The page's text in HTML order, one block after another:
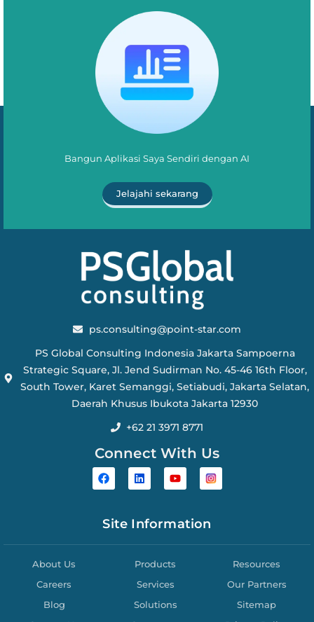
Bangun Aplikasi Saya Sendiri dengan AI
Jelajahi sekarang
ps.consulting@point-star.com
PS Global Consulting Indonesia Jakarta Sampoerna
Strategic Square, Jl. Jend Sudirman No. 45-46 16th Floor,
South Tower, Karet Semanggi, Setiabudi, Jakarta Selatan,
Daerah Khusus Ibukota Jakarta 12930
+62 21 3971 8771
Connect With Us
Site Information
About Us
Careers
Blog
Products
Services
Solutions
Resources
Our Partners
Sitemap